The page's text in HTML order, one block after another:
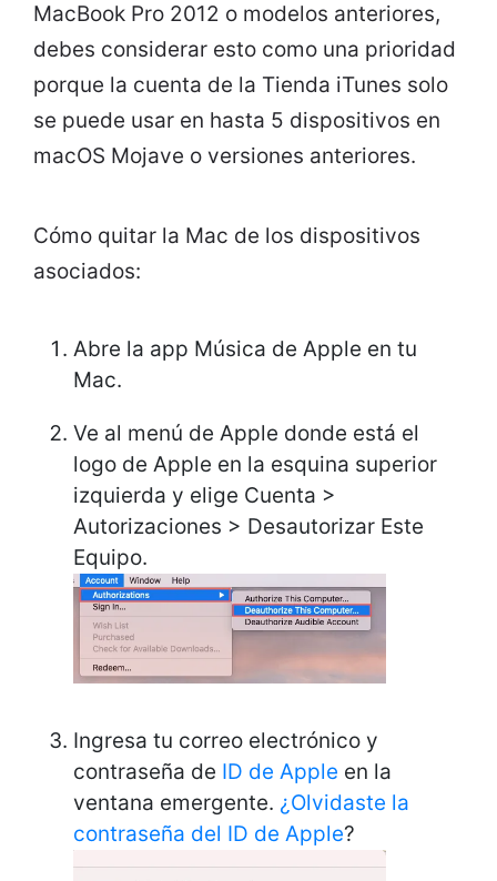
MacBook Pro 2012 o modelos anteriores,
debes considerar esto como una prioridad
porque la cuenta de la Tienda iTunes solo
se puede usar en hasta 5 dispositivos en
macOS Mojave o versiones anteriores.
Cómo quitar la Mac de los dispositivos
asociados:
Abre la app Música de Apple en tu
Mac.
Ve al menú de Apple donde está el
logo de Apple en la esquina superior
izquierda y elige Cuenta >
Autorizaciones > Desautorizar Este
Equipo.
Ingresa tu correo electrónico y
contraseña de ID de Apple en la
ventana emergente. ¿Olvidaste la
contraseña del ID de Apple?